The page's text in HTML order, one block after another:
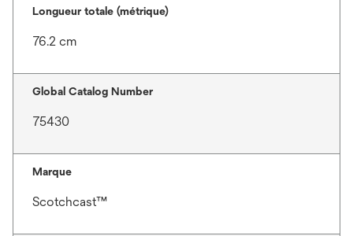
Longueur totale (métrique)
76.2 cm
Global Catalog Number
75430
Marque
Scotchcast™